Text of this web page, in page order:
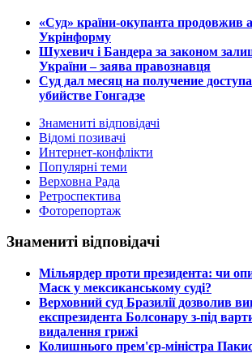
​«Суд» країни-окупанта продовжив
Укрінформу
Шухевич і Бандера за законом
України – заява правознавця
Суд дал месяц на получение
убийстве Гонгадзе
Знамениті відповідачі
Відомі позивачі
Интернет-конфлікти
Популярні теми
Верховна Рада
Ретроспектива
Фоторепортаж
Знамениті відповідачі
​Мільярдер проти президента: чи
Маск у мексиканському суді?
​Верховний суд Бразилії дозволив
експрезидента Болсонару з-під
видалення грижі
​Колишнього прем'єр-міністра